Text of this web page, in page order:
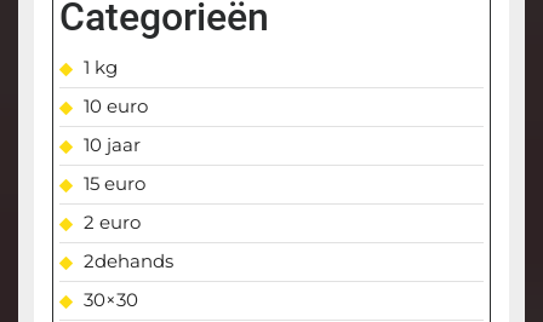
Categorieën
1 kg
10 euro
10 jaar
15 euro
2 euro
2dehands
30×30